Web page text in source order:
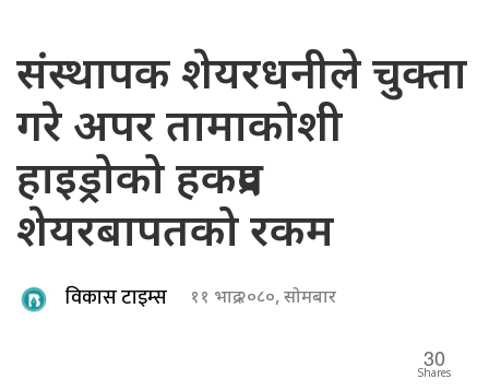
संस्थापक शेयरधनीले चुक्ता
गरे अपर तामाकोशी
हाइड्रोको हकप्रद
शेयरबापतको रकम
विकास टाइम्स ११ भाद्र २०८०, सोमबार
30
Shares